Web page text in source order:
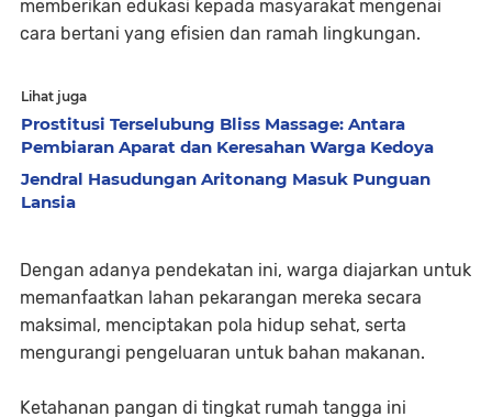
memberikan edukasi kepada masyarakat mengenai
cara bertani yang efisien dan ramah lingkungan.
Lihat juga
Prostitusi Terselubung Bliss Massage: Antara
Pembiaran Aparat dan Keresahan Warga Kedoya
Jendral Hasudungan Aritonang Masuk Punguan
Lansia
Dengan adanya pendekatan ini, warga diajarkan untuk
memanfaatkan lahan pekarangan mereka secara
maksimal, menciptakan pola hidup sehat, serta
mengurangi pengeluaran untuk bahan makanan.
Ketahanan pangan di tingkat rumah tangga ini